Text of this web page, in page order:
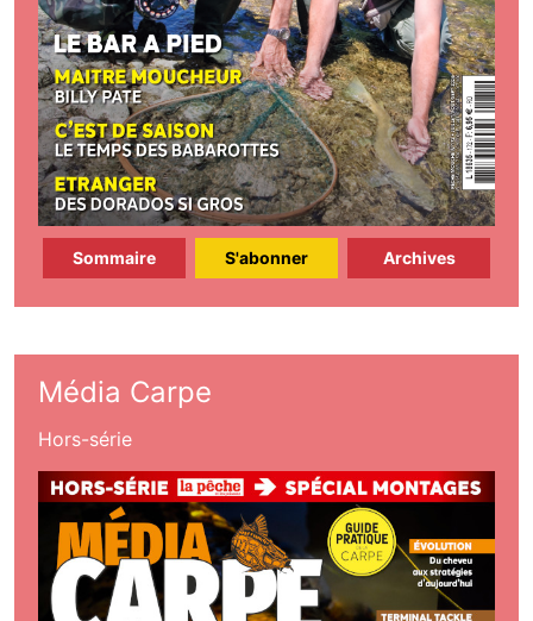
Sommaire S'abonner Archives
Média Carpe
Hors-série